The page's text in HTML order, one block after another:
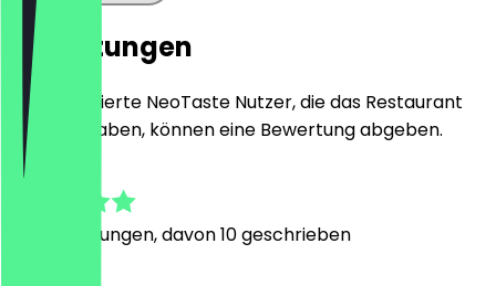
Bewertungen
Nur registrierte NeoTaste Nutzer, die das Restaurant
besucht haben, können eine Bewertung abgeben.
4.9
Bewertungen, davon 10 geschrieben